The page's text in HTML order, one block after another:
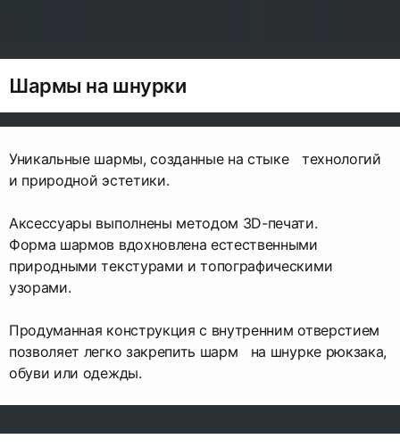
Шармы на шнурки
Уникальные шармы, созданные на стыке технологий
и природной эстетики.
Аксессуары выполнены методом 3D-печати.
Форма шармов вдохновлена естественными
природными текстурами и топографическими
узорами.
Продуманная конструкция с внутренним отверстием
позволяет легко закрепить шарм на шнурке рюкзака,
обуви или одежды.